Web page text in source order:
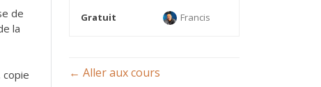
de
la
copie
Gratuit
Francis
Aller aux cours